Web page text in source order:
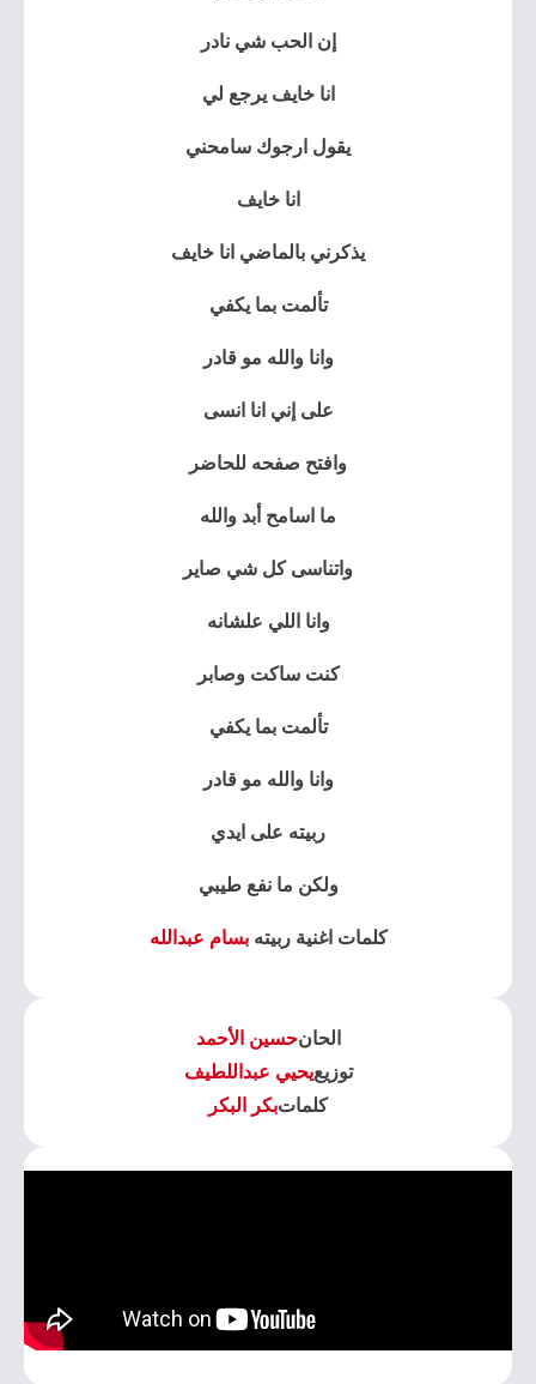
إن الحب شي نادر
انا خايف يرجع لي
يقول ارجوك سامحني
انا خايف
يذكرني بالماضي انا خايف
تألمت بما يكفي
وانا والله مو قادر
على إني انا انسى
وافتح صفحه للحاضر
ما اسامح أبد والله
واتناسى كل شي صاير
وانا اللي علشانه
كنت ساكت وصابر
تألمت بما يكفي
وانا والله مو قادر
ربيته على ايدي
ولكن ما نفع طيبي
كلمات اغنية ربيتهبسام عبدالله
الحانحسين الأحمد
توزيعيحيي عبداللطيف
كلماتبكر البكر